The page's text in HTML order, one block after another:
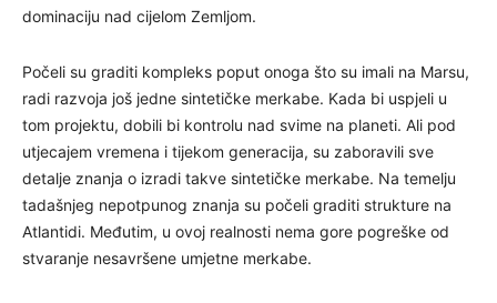
dominaciju nad cijelom Zemljom.
Počeli su graditi kompleks poput onoga što su imali na Marsu,
radi razvoja još jedne sintetičke merkabe. Kada bi uspjeli u
tom projektu, dobili bi kontrolu nad svime na planeti. Ali pod
utjecajem vremena i tijekom generacija, su zaboravili sve
detalje znanja o izradi takve sintetičke merkabe. Na temelju
tadašnjeg nepotpunog znanja su počeli graditi strukture na
Atlantidi. Međutim, u ovoj realnosti nema gore pogreške od
stvaranje nesavršene umjetne merkabe.